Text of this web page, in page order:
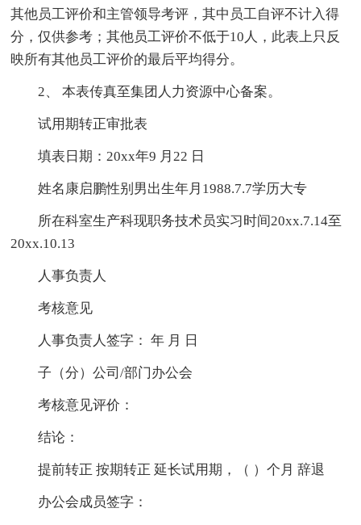
其他员工评价和主管领导考评，其中员工自评不计入得
分，仅供参考；其他员工评价不低于10人，此表上只反
映所有其他员工评价的最后平均得分。
2、 本表传真至集团人力资源中心备案。
试用期转正审批表
填表日期：20xx年9 月22 日
姓名康启鹏性别男出生年月1988.7.7学历大专
所在科室生产科现职务技术员实习时间20xx.7.14至
20xx.10.13
人事负责人
考核意见
人事负责人签字： 年 月 日
子（分）公司/部门办公会
考核意见评价：
结论：
提前转正 按期转正 延长试用期，（ ）个月 辞退
办公会成员签字：